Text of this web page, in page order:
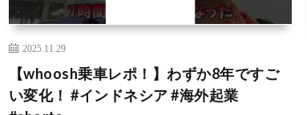
2025.11.29
【whoosh乗車レポ！】わずか8年ですご
い変化！ #インドネシア #海外起業